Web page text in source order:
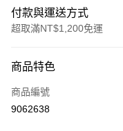
付款與運送方式
超取滿NT$1,200免運
信用卡一次付款
信用卡分期付款
商品特色
商品編號
9062638